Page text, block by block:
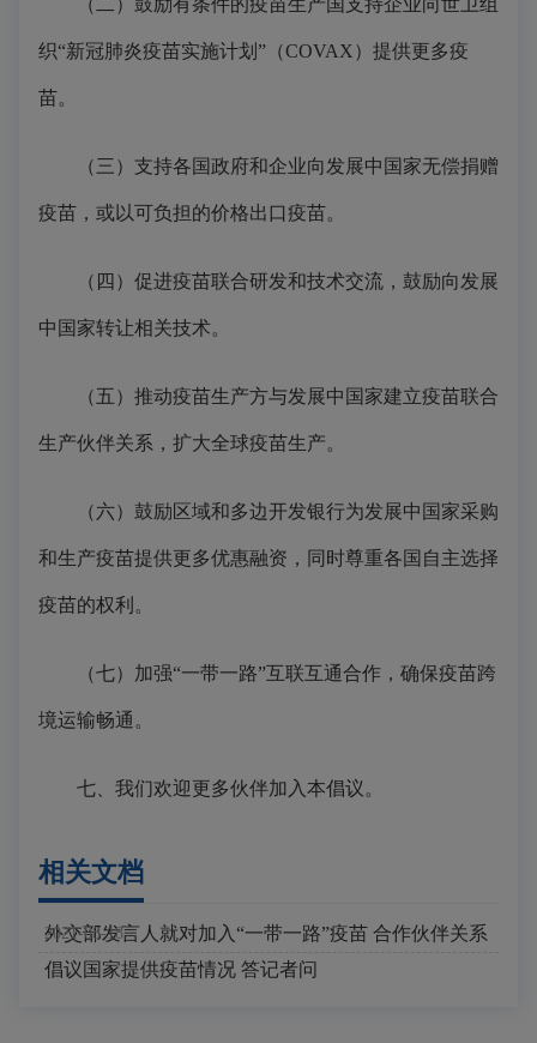
（二）鼓励有条件的疫苗生产国支持企业向世卫组
织“新冠肺炎疫苗实施计划”（COVAX）提供更多疫
苗。
（三）支持各国政府和企业向发展中国家无偿捐赠
疫苗，或以可负担的价格出口疫苗。
（四）促进疫苗联合研发和技术交流，鼓励向发展
中国家转让相关技术。
（五）推动疫苗生产方与发展中国家建立疫苗联合
生产伙伴关系，扩大全球疫苗生产。
（六）鼓励区域和多边开发银行为发展中国家采购
和生产疫苗提供更多优惠融资，同时尊重各国自主选择
疫苗的权利。
（七）加强“一带一路”互联互通合作，确保疫苗跨
境运输畅通。
七、我们欢迎更多伙伴加入本倡议。
相关文档
2021-08-18
外交部发言人就对加入“一带一路”疫苗 合作伙伴关系
倡议国家提供疫苗情况 答记者问